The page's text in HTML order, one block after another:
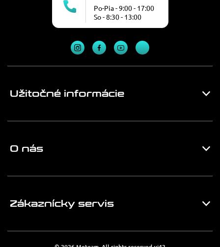
Po-Pia - 9:00 - 17:00
So - 8:30 - 13:00
Užitočné informácie
O nás
Zákaznícky servis